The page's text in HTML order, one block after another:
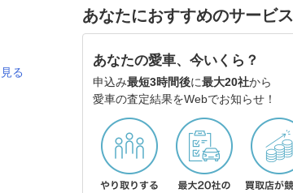
る
あなたにおすすめのサービス
あなたの愛車、今いくら？
申込み最短3時間後に最大20社から
愛車の査定結果をWebでお知らせ！